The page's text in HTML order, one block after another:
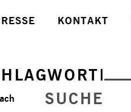
KONTAKT
SUCHE